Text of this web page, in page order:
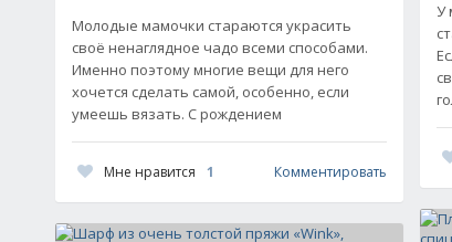
Молодые мамочки стараются украсить
своё ненаглядное чадо всеми способами.
Именно поэтому многие вещи для него
хочется сделать самой, особенно, если
умеешь вязать. С рождением
Мне нравится 1 Комментировать
У